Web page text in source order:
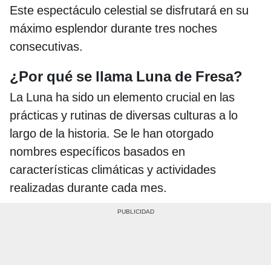
Este espectáculo celestial se disfrutará en su
máximo esplendor durante tres noches
consecutivas.
¿Por qué se llama Luna de Fresa?
La Luna ha sido un elemento crucial en las
prácticas y rutinas de diversas culturas a lo
largo de la historia. Se le han otorgado
nombres específicos basados en
características climáticas y actividades
realizadas durante cada mes.